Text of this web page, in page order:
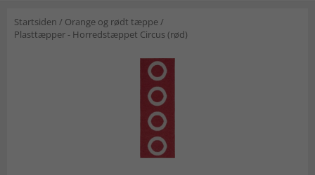
LAGT I INDKØBSKURVEN.
Startsiden / Orange og rødt tæppe/
Plasttæpper - Horredstæppet Circus (rød)